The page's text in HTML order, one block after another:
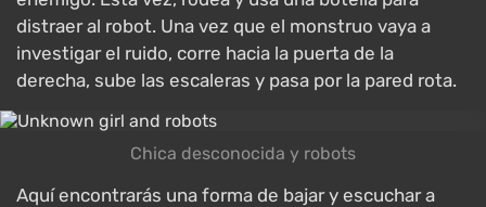
distraer al robot. Una vez que el monstruo vaya a
investigar el ruido, corre hacia la puerta de la
derecha, sube las escaleras y pasa por la pared rota.
Chica desconocida y robots
Aquí encontrarás una forma de bajar y escuchar a